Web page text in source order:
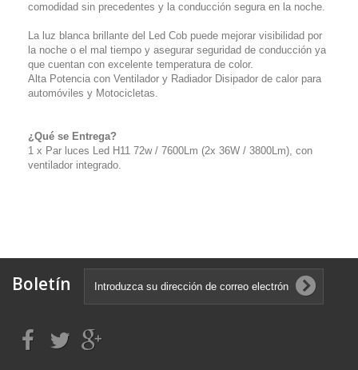
comodidad sin precedentes y la conducción segura en la noche.
La luz blanca brillante del Led Cob puede mejorar visibilidad por
la noche o el mal tiempo y asegurar seguridad de conducción ya
que cuentan con excelente temperatura de color.
Alta Potencia con Ventilador y Radiador Disipador de calor para
automóviles y Motocicletas.
¿Qué se Entrega?
1 x Par luces Led H11 72w / 7600Lm (2x 36W / 3800Lm), con
ventilador integrado.
Boletín